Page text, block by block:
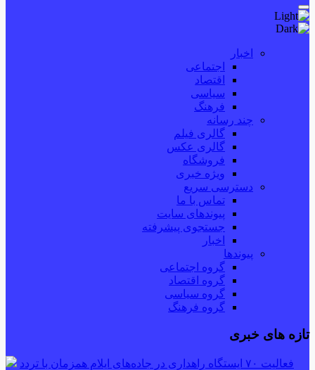
اخبار
اجتماعی
اقتصاد
سیاسی
فرهنگ
چند رسانه
گالری فیلم
گالری عکس
فروشگاه
ویژه خبری
دسترسی سریع
تماس با ما
پیوندهای سایت
جستجوی پیشرفته
اخبار
پیوندها
گروه اجتماعی
گروه اقتصاد
گروه سیاسی
گروه فرهنگ
تازه های خبری
فعالیت ۷۰ ایستگاه راهداری در جاده‌های ایلام همزمان با تردد